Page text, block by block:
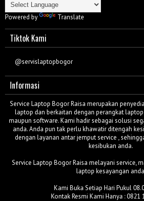
Powered by Translate
Tiktok Kami
@servislaptopbogor
Informasi
Service Laptop Bogor Raisa merupakan
laptop dan berkaitan dengan perangkat
maupun software. Kami hadir sebagai solusi
anda. Anda pun tak perlu khawatir ditengah
dengan layanan antar jemput service ,
kesibukan anda.
Service Laptop Bogor Raisa melayani service,
laptop kesayangan
Kami Buka Setiap Hari Pukul
Kontak Resmi Kami Hanya : 0821